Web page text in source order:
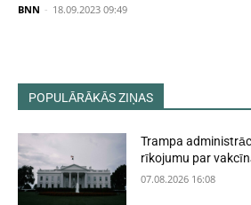
BNN - 18.09.2023 09:49
POPULĀRĀKĀS ZIŅAS
Trampa
rīkojumu par
07.08.2026 16:08